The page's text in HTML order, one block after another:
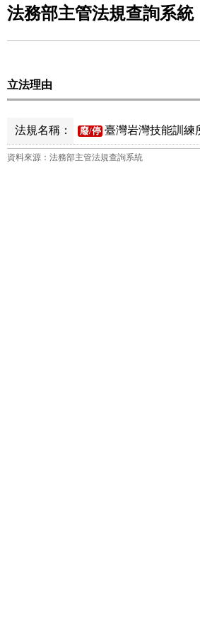
法務部主管法規查詢系統
立法理由
法規名稱： 廢/停 臺灣岩灣技能訓練
資料來源：法務部主管法規查詢系統